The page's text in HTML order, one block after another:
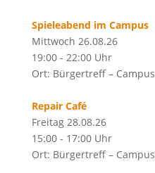
Spieleabend im Campus
Mittwoch 26.08.26
19:00 - 22:00 Uhr
Ort: Bürgertreff – Campus
Repair Café
Freitag 28.08.26
15:00 - 17:00 Uhr
Ort: Bürgertreff – Campus